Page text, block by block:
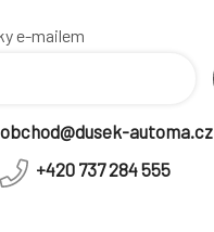
e-mailem
obchod@dusek-automa.cz
+420 737 284 555